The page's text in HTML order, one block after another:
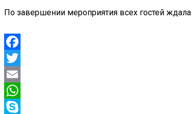
По завершении мероприятия всех гостей
Facebook
Twitter
Email
WhatsApp